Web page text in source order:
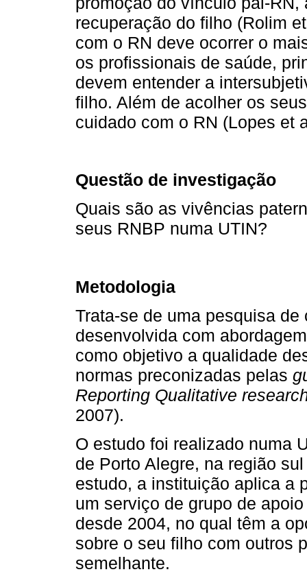
recuperação do filho (Rolim
com o RN deve ocorrer o
os profissionais de saúde,
devem entender a
filho. Além de acolher os
cuidado com o RN (Lopes et
Questão de investigação
Quais são as vivências
seus RNBP numa UTIN?
Metodologia
Trata-se de uma pesquisa
desenvolvida com
como objetivo a qualidade
normas preconizadas pelas
Reporting Qualitative
2007).
O estudo foi realizado numa
de Porto Alegre, na região
estudo, a instituição aplica a
um serviço de grupo de
desde 2004, no qual têm a
sobre o seu filho com outros
semelhante.